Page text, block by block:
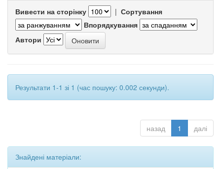
Вивести на сторінку | Сортування
Впорядкування
Автори
Результати 1-1 зі 1 (час пошуку: 0.002 секунди).
назад 1 далі
Знайдені матеріали: